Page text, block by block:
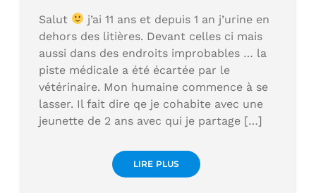
Salut
j’ai 11 ans et depuis 1 an j’urine en
dehors des litières. Devant celles ci mais
aussi dans des endroits improbables … la
piste médicale a été écartée par le
vétérinaire. Mon humaine commence à se
lasser. Il fait dire qe je cohabite avec une
jeunette de 2 ans avec qui je partage […]
LIRE PLUS